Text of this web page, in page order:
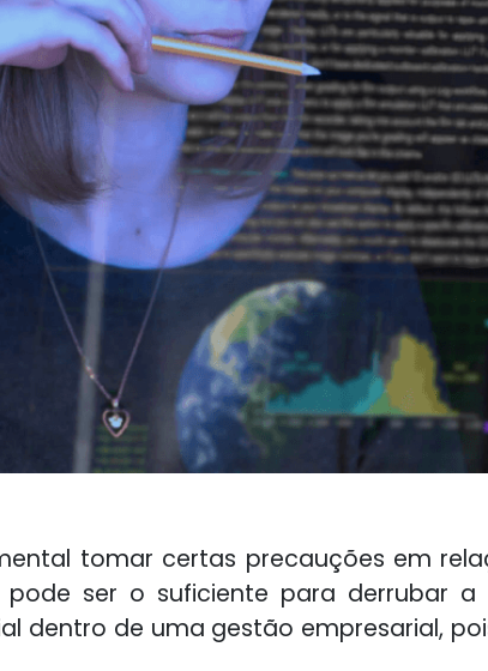
tomar certas precauções em
ser o suficiente para derrubar
dentro de uma gestão empresarial,